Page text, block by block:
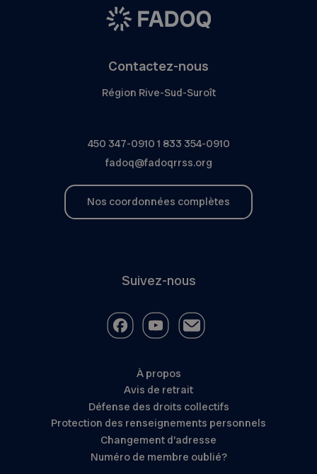
Contactez-nous
Région Rive-Sud-Suroît
450 347-0910 1 833 354-0910
fadoq@fadoqrrss.org
Nos coordonnées complètes
Suivez-nous
À propos
Avis de retrait
Défense des droits collectifs
Protection des renseignements personnels
Changement d’adresse
Numéro de membre oublié?